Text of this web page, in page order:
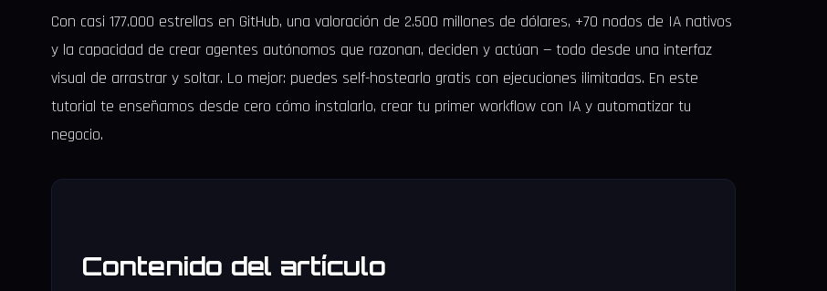
Con casi 177.000 estrellas en GitHub, una valoración de 2.500 millones de dólares, +70 nodos de IA nativos
y la capacidad de crear agentes autónomos que razonan, deciden y actúan — todo desde una interfaz
visual de arrastrar y soltar. Lo mejor: puedes self-hostearlo gratis con ejecuciones ilimitadas. En este
tutorial te enseñamos desde cero cómo instalarlo, crear tu primer workflow con IA y automatizar tu
negocio.
Contenido del artículo